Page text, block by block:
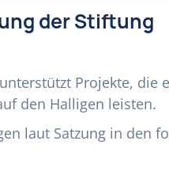
der Stiftung
Projekte, die
den Halligen leisten.
laut Satzung in den